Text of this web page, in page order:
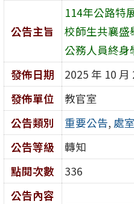
公告主旨
114年公路特
校師生共襄盛
公務人員終身
發佈日期
2025 年 10 月
發佈單位
教官室
公告類別
重要公告, 處
公告等級
轉知
點閱次數
336
公告內容